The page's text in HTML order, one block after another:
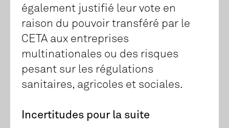
également justifié leur vote en
raison du pouvoir transféré par le
CETA aux entreprises
multinationales ou des risques
pesant sur les régulations
sanitaires, agricoles et sociales.
Incertitudes pour la suite